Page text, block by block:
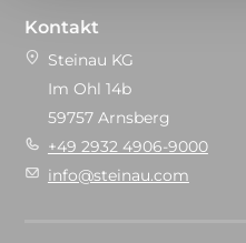
Kontakt
Steinau KG
Im Ohl 14b
59757 Arnsberg
+49 2932 4906-9000
info@steinau.com